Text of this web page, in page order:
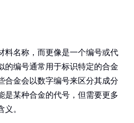
料名称，而更像是一个编号或代
的编号通常用于标识特定的合金
合金会以数字编号来区分其成分
是某种合金的代号，但需要更多
义。